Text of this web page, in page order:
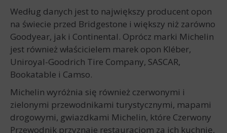
Według danych jest to największy producent opon
na świecie przed Bridgestone i większy niż zarówno
Goodyear, jak i Continental. Oprócz marki Michelin
jest również właścicielem marek opon Kléber,
Uniroyal-Goodrich Tire Company, SASCAR,
Bookatable i Camso.
Michelin wyróżnia się również czerwonymi i
zielonymi przewodnikami turystycznymi, mapami
drogowymi, gwiazdkami Michelin, które Czerwony
Przewodnik przyznaje restauracjom za ich kuchnię,